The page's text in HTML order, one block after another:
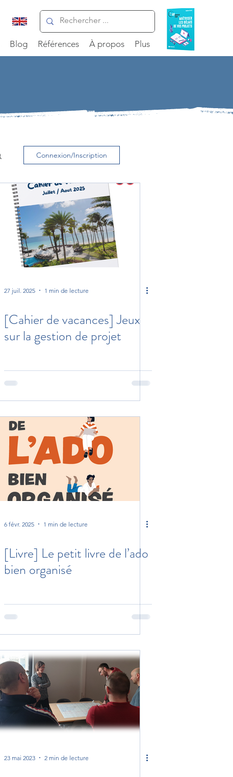
Blog Références À propos Plus
Connexion/Inscription
27 juil. 2025 1 min de lecture
[Cahier de vacances] Jeux
sur la gestion de projet
6 févr. 2025 1 min de lecture
[Livre] Le petit livre de l’ado
bien organisé
23 mai 2023 2 min de lecture